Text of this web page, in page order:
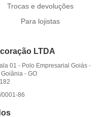
Trocas e devoluções
Para lojistas
LTDA
01 - Polo Empresarial Goiás -
Goiânia- GO
0001-86